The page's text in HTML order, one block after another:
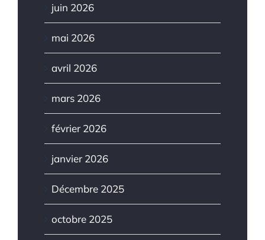
juin 2026
mai 2026
avril 2026
mars 2026
février 2026
janvier 2026
Décembre 2025
octobre 2025